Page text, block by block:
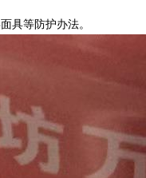
具等防护办法。